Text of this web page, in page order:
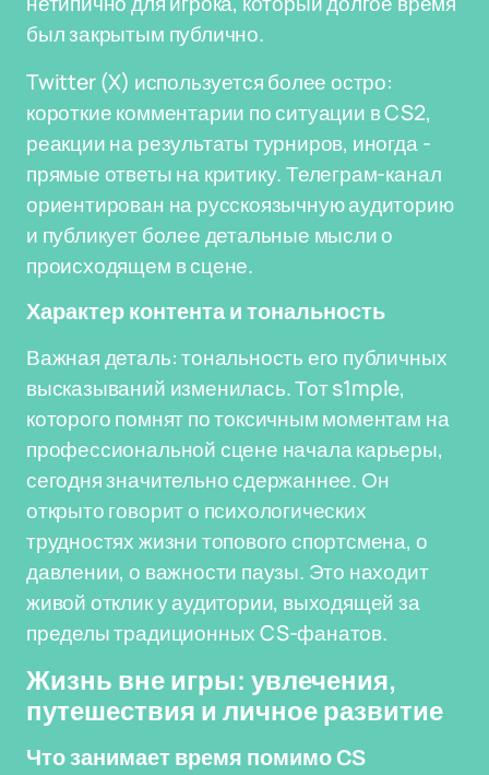
был закрытым публично.
Twitter (X) используется более остро:
короткие комментарии по ситуации в CS2,
реакции на результаты турниров, иногда -
прямые ответы на критику. Телеграм-канал
ориентирован на русскоязычную аудиторию
и публикует более детальные мысли о
происходящем в сцене.
Характер контента и тональность
Важная деталь: тональность его публичных
высказываний изменилась. Тот s1mple,
которого помнят по токсичным моментам на
профессиональной сцене начала карьеры,
сегодня значительно сдержаннее. Он
открыто говорит о психологических
трудностях жизни топового спортсмена, о
давлении, о важности паузы. Это находит
живой отклик у аудитории, выходящей за
пределы традиционных CS-фанатов.
Жизнь вне игры: увлечения,
путешествия и личное развитие
Что занимает время помимо CS